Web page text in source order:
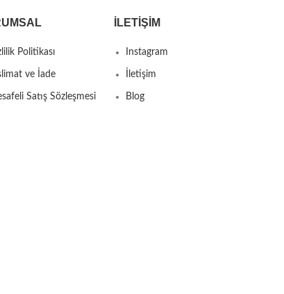
Politikası
ve İade
Satış Sözleşmesi
İLETIŞIM
Instagram
İletişim
Blog